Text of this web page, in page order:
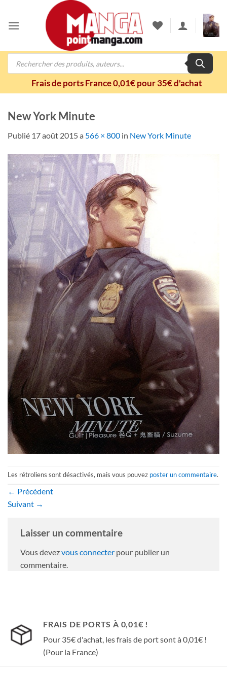
contenu
Recherche
Frais de ports France 0,01€ pour 35€ d'achat
New York Minute
Publié 17 août 2015a 566 × 800 in New York Minute
Les rétroliens sont désactivés, mais vous pouvez poster un commentaire.
← Précédent
Suivant →
Laisser un commentaire
Vous devezvous connecter pour publier un
commentaire.
FRAIS DE PORTS À 0,01€ !
Pour 35€ d'achat, les frais de port sont à 0,01€ !
(Pour la France)